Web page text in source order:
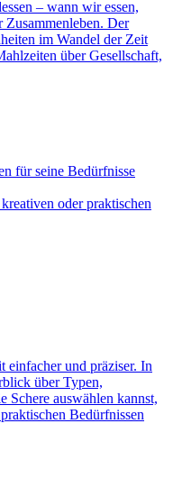
– wann wir essen,
Zusammenleben. Der
im Wandel der Zeit
über Gesellschaft,
für seine Bedürfnisse
oder praktischen
einfacher und präziser. In
über Typen,
Schere auswählen kannst,
Bedürfnissen